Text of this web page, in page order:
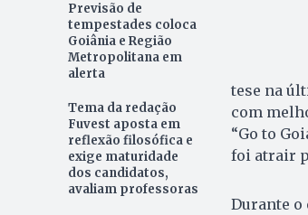
Previsão de
tempestades coloca
Goiânia e Região
Metropolitana em
alerta
Tema da redação
Fuvest aposta em
reflexão filosófica e
exige maturidade
dos candidatos,
avaliam professoras
tese na
com
“Go to
foi atrair
Durante o